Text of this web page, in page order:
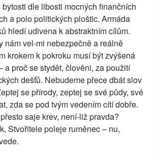
dle libosti mocných finančních
a polo politických ploštic. Armáda
hledí udivena k abstraktním cílům.
nám vel-mi nebezpečně a reálně
krokem k pokroku musí být zvýšená
a proč se stydět, člověni, za použití
dešťů. Nebudeme přece dbát slov
se přírody, zeptej se své půdy, své
zda se pod tvým vedením cítí dobře.
saje krev, není-liž pravda?
Stvořitele poleje ruměnec – nu,